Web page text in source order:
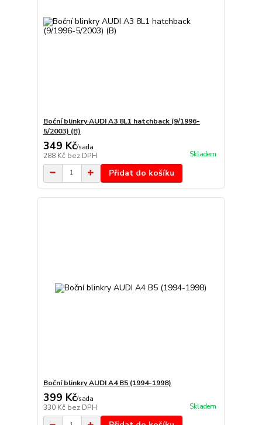
Boční blinkry AUDI A3 8L1 hatchback (9/1996-
5/2003) (B)
349 Kč/sada
288 Kč bez DPH Skladem
Přidat do košíku
Boční blinkry AUDI A4 B5 (1994-1998)
399 Kč/sada
330 Kč bez DPH Skladem